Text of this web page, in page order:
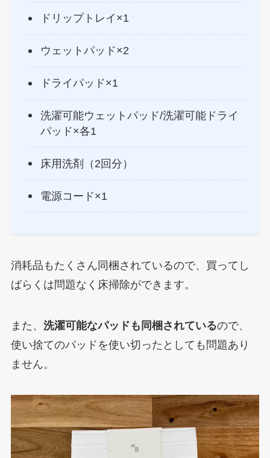
ドリップトレイ×1
ウェットパッド×2
ドライパッド×1
洗濯可能ウェットパッド/洗濯可能ドライ
パッド×各1
床用洗剤（2回分）
電源コード×1
消耗品もたくさん同梱されているので、買ってし
ばらくは問題なく床掃除ができます。
また、 洗濯可能なパッドも同梱されているので、
使い捨てのパッドを使い切ったとしても問題あり
ません。